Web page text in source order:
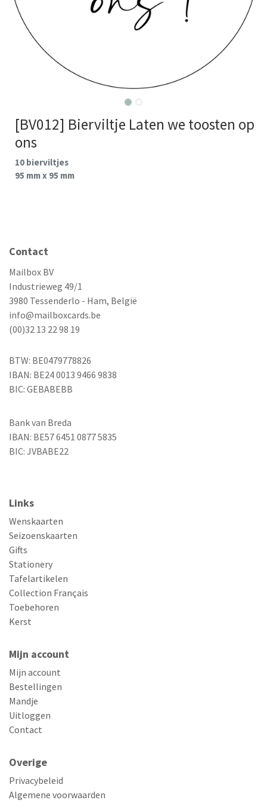
[BV012] Bierviltje Laten we toosten op
ons
10 bierviltjes
95 mm x 95 mm
Contact
Mailbox BV
Industrieweg 49/1
3980 Tessenderlo - Ham, België
info@mailboxcards.be
(00)32 13 22 98 19
BTW: BE0479778826
IBAN: BE24 0013 9466 9838
BIC: GEBABEBB
Bank van Breda
IBAN: BE57 6451 0877 5835
BIC: JVBABE22
Links
Wenskaarten
Seizoenskaarten
Gifts
Stationery
Tafelartikelen
Collection Français
Toebehoren
Kerst
Mijn account
Mijn account
Bestellingen
Mandje
Uitloggen
Contact
Overige
Privacybeleid
Algemene voorwaarden